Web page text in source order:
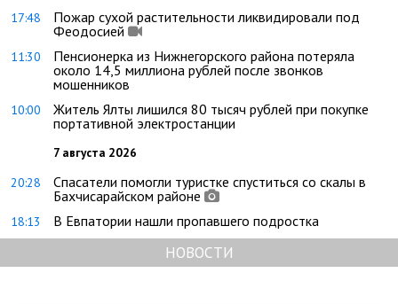
17:48
Пожар сухой растительности ликвидировали под
Феодосией
11:30
Пенсионерка из Нижнегорского района потеряла
около 14,5 миллиона рублей после звонков
мошенников
10:00
Житель Ялты лишился 80 тысяч рублей при покупке
портативной электростанции
7 августа 2026
20:28
Спасатели помогли туристке спуститься со скалы в
Бахчисарайском районе
18:13 В Евпатории нашли пропавшего подростка
НОВОСТИ